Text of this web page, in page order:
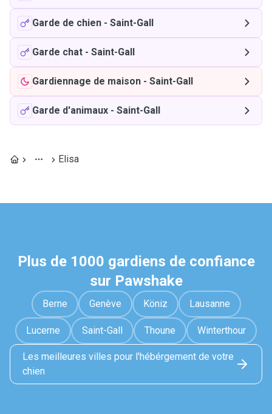
Garde de chien - Saint-Gall
Garde chat - Saint-Gall
Gardiennage de maison - Saint-Gall
Garde d'animaux - Saint-Gall
Elisa
Plus de 1000 gardiens de confiance
sur Pawshake
Berne Genève Köniz Lausanne
Lucerne Saint-Gall Thoune Winterthour
Les meilleures villes pour l'hébérgement de votre
chien